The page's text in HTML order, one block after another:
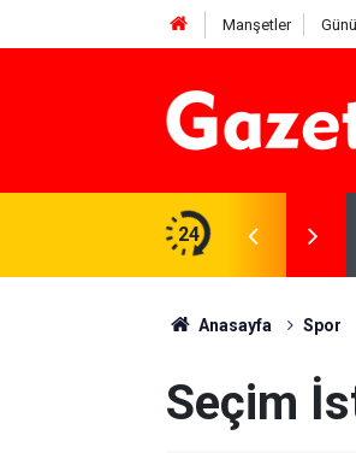
Manşetler
24
Çavdar başkan seçildi
Anasayfa Spor
Seçim